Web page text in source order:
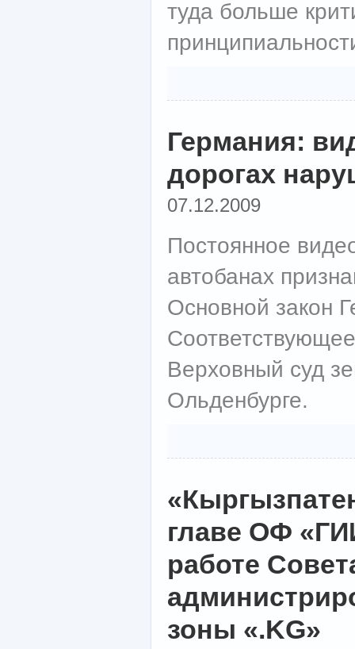
туда больше
Германия:
дорогах
07.12.2009
Постоянное
автобанах
Основной закон
Верховный суд
Ольденбурге.
главе ОФ
работе
зоны «.KG»